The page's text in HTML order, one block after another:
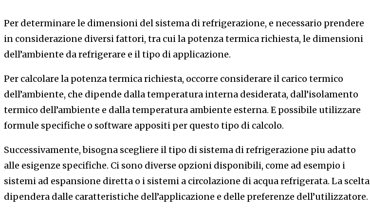
Per determinare le dimensioni del sistema di refrigerazione, e necessario prendere
in considerazione diversi fattori, tra cui la potenza termica richiesta, le dimensioni
dell’ambiente da refrigerare e il tipo di applicazione.
Per calcolare la potenza termica richiesta, occorre considerare il carico termico
dell’ambiente, che dipende dalla temperatura interna desiderata, dall’isolamento
termico dell’ambiente e dalla temperatura ambiente esterna. E possibile utilizzare
formule specifiche o software appositi per questo tipo di calcolo.
Successivamente, bisogna scegliere il tipo di sistema di refrigerazione piu adatto
alle esigenze specifiche. Ci sono diverse opzioni disponibili, come ad esempio i
sistemi ad espansione diretta o i sistemi a circolazione di acqua refrigerata. La scelta
dipendera dalle caratteristiche dell’applicazione e delle preferenze dell’utilizzatore.